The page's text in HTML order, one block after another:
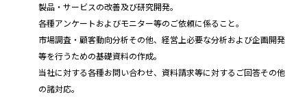
製品・サービスの改善及び研究開発。
各種アンケートおよびモニター等のご依頼に係ること。
市場調査・顧客動向分析その他、経営上必要な分析および企画開発
等を行うための基礎資料の作成。
当社に対する各種お問い合わせ、資料請求等に対するご回答その他
の諸対応。